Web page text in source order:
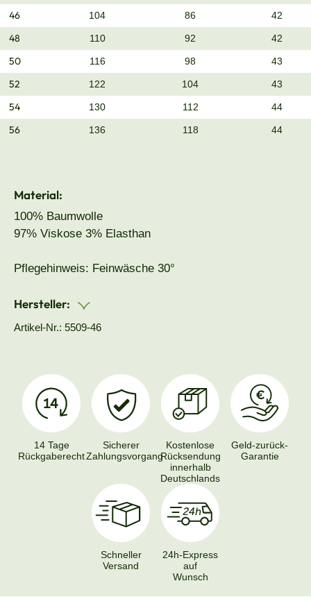
46 104 86 42
48 110 92 42
50 116 98 43
52 122 104 43
54 130 112 44
56 136 118 44
Material:
100% Baumwolle
97% Viskose 3% Elasthan
Pflegehinweis: Feinwäsche 30°
Hersteller:
Artikel-Nr.: 5509-46
14 Tage
Rückgaberecht
Sicherer
Zahlungsvorgang
Kostenlose
Rücksendung
innerhalb
Deutschlands
Geld-zurück-
Garantie
Schneller
Versand
24h-Express
auf
Wunsch